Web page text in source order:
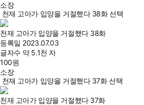
소장
천재 고아가 입양을 거절했다 38화 선택
천재 고아가 입양을 거절했다 38화
등록일 2023.07.03
글자수 약 5.1천 자
100원
소장
천재 고아가 입양을 거절했다 37화 선택
천재 고아가 입양을 거절했다 37화